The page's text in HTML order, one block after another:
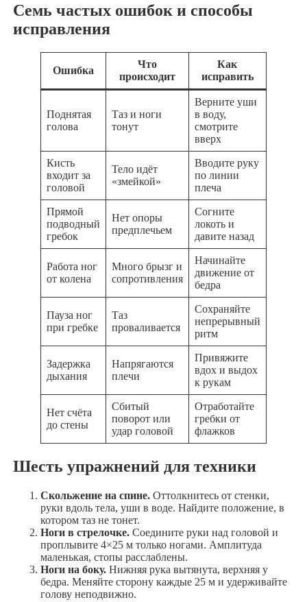
Семь частых ошибок и способы
исправления
Ошибка
Что
происходит
Как
исправить
Поднятая
голова
Таз и ноги
тонут
Верните уши
в воду,
смотрите
вверх
Кисть
входит за
головой
Тело идёт
«змейкой»
Вводите руку
по линии
плеча
Прямой
подводный
гребок
Нет опоры
предплечьем
Согните
локоть и
давите назад
Работа ног
от колена
Много брызг и
сопротивления
Начинайте
движение от
бедра
Пауза ног
при гребке
Таз
проваливается
Сохраняйте
непрерывный
ритм
Задержка
дыхания
Напрягаются
плечи
Привяжите
вдох и выдох
к рукам
Нет счёта
до стены
Сбитый
поворот или
удар головой
Отработайте
гребки от
флажков
Шесть упражнений для техники
Скольжение на спине.Оттолкнитесь от стенки,
руки вдоль тела, уши в воде. Найдите положение, в
котором таз не тонет.
Ноги в стрелочке.Соедините руки над головой и
проплывите 4×25 м только ногами. Амплитуда
маленькая, стопы расслаблены.
Ноги на боку.Нижняя рука вытянута, верхняя у
бедра. Меняйте сторону каждые 25 м и удерживайте
голову неподвижно.